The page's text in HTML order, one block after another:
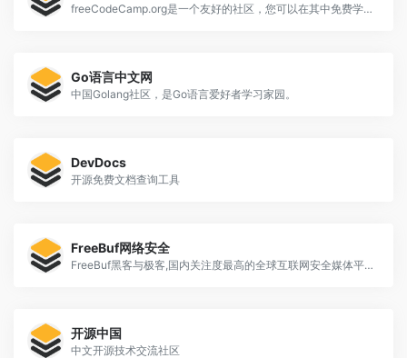
freeCodeCamp.org是一个友好的社区，您可以在其中免费学习编码。
Go语言中文网
中国Golang社区，是Go语言爱好者学习家园。
DevDocs
开源免费文档查询工具
FreeBuf网络安全
FreeBuf黑客与极客,国内关注度最高的全球互联网安全媒体平台,同时也是爱好者们交流与分享安全技术的最佳社区。
开源中国
中文开源技术交流社区